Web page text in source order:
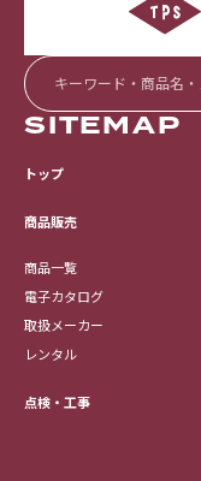
SITEMAP
トップ
商品販売
商品一覧
電子カタログ
取扱メーカー
レンタル
点検・工事